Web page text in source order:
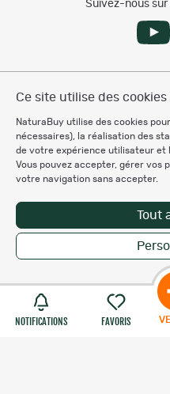
Ce site utilise des cookies
NaturaBuy utilise des cookies
nécessaires), la réalisation des
de votre expérience utilisateur et
Vous pouvez accepter, gérer
votre navigation sans accepter.
Tout
NOTIFICATIONS FAVORIS
Suivez-nous sur
Besoin d'aide
Espace Professionnel
Chronocarpe
Informations légales